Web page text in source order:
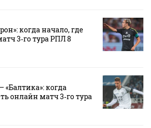
когда начало, где
3‑го тура РПЛ 8
«Балтика»: когда
онлайн матч 3‑го тура